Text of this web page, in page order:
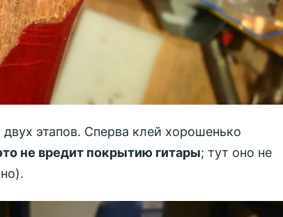
этапов. Сперва клей хорошенько
не вредит покрытию гитары; тут оно не